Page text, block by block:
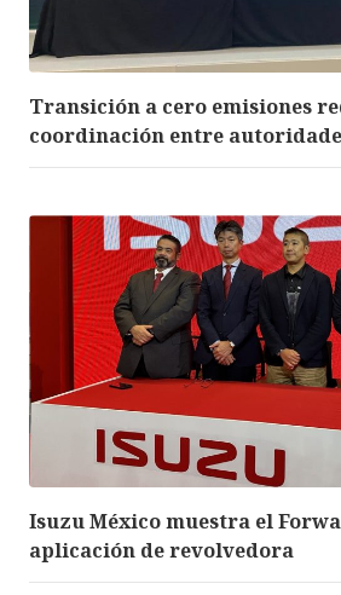
Transición a cero emisiones
coordinación entre
Isuzu México muestra el
aplicación de revolvedora